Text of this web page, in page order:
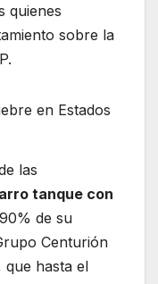
quienes
sobre la
en Estados
las
tanque con
de su
Centurión
que hasta el